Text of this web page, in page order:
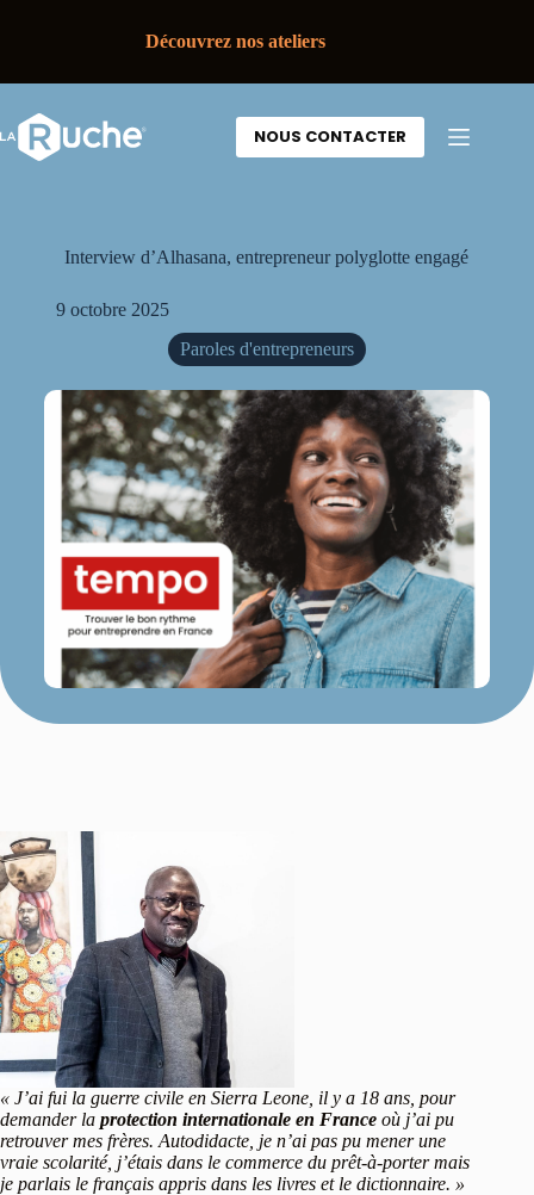
Découvrez nos ateliers
NOUS CONTACTER
Interview d’Alhasana, entrepreneur polyglotte engagé
9 octobre 2025
Paroles d'entrepreneurs
« J’ai fui la guerre civile en Sierra Leone, il y a 18 ans, pour
demander la protection internationale en France où j’ai pu
retrouver mes frères. Autodidacte, je n’ai pas pu mener une
vraie scolarité, j’étais dans le commerce du prêt-à-porter mais
je parlais le français appris dans les livres et le dictionnaire. »